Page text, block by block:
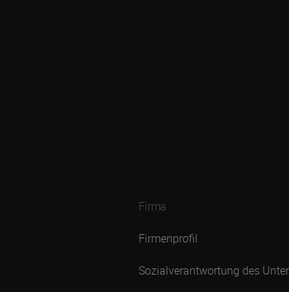
Firma
Firmenprofil
Sozialverantwortung des